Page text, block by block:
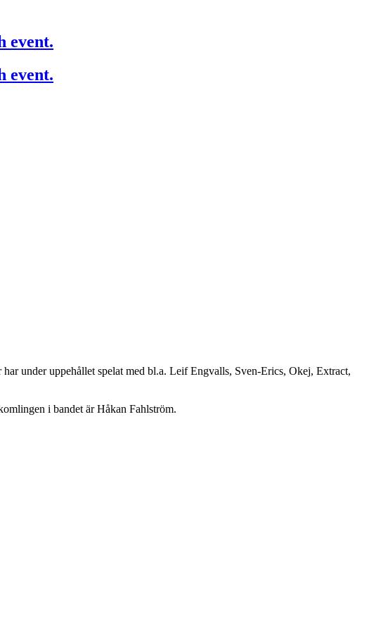
event.
event.
under uppehållet spelat med bl.a. Leif Engvalls, Sven-Erics, Okej, Extract,
i bandet är Håkan Fahlström.